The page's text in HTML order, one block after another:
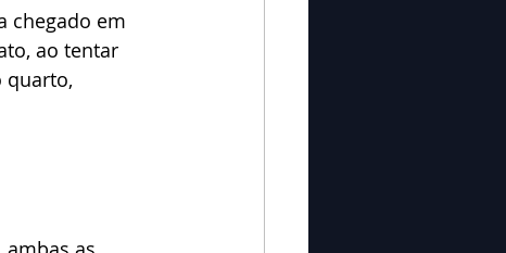
chegado em
ao tentar
quarto,